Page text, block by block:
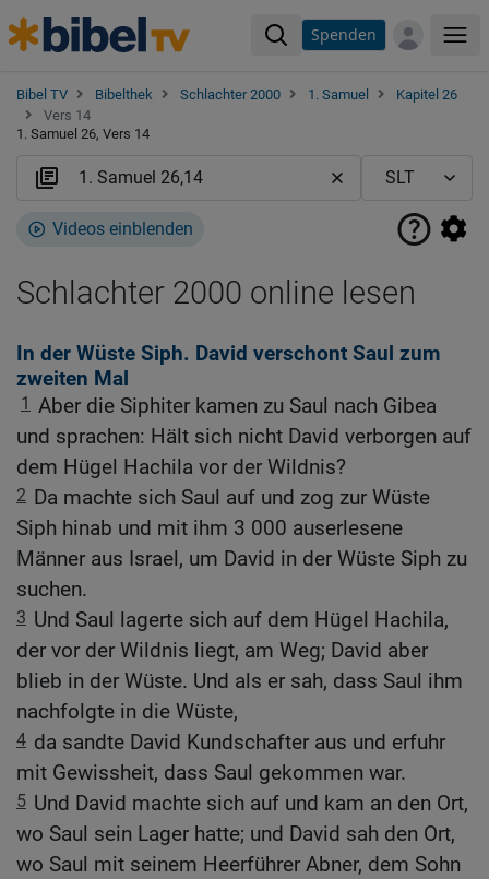
Spenden
Bibel TV Bibelthek Schlachter 2000 1. Samuel
Kapitel 26
Vers 14
1. Samuel 26, Vers 14
Videos einblenden
Schlachter 2000 online lesen
In der Wüste Siph. David verschont Saul zum
zweiten Mal
1 Aber die Siphiter kamen zu Saul nach Gibea
und sprachen: Hält sich nicht David verborgen auf
dem Hügel Hachila vor der Wildnis?
2 Da machte sich Saul auf und zog zur Wüste
Siph hinab und mit ihm 3 000 auserlesene
Männer aus Israel, um David in der Wüste Siph zu
suchen.
3 Und Saul lagerte sich auf dem Hügel Hachila,
der vor der Wildnis liegt, am Weg; David aber
blieb in der Wüste. Und als er sah, dass Saul ihm
nachfolgte in die Wüste,
4 da sandte David Kundschafter aus und erfuhr
mit Gewissheit, dass Saul gekommen war.
5 Und David machte sich auf und kam an den Ort,
wo Saul sein Lager hatte; und David sah den Ort,
wo Saul mit seinem Heerführer Abner, dem Sohn